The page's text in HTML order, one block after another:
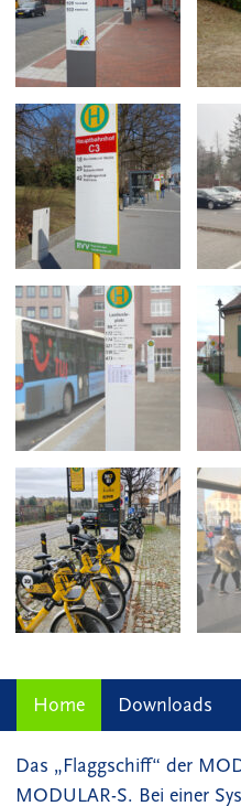
Home Downloads
Das „Flaggschiff“ der
MODULAR-S. Bei einer